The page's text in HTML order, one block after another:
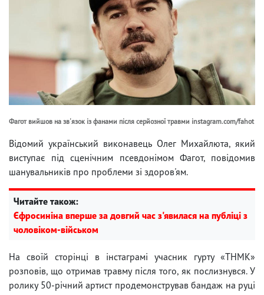
Фагот вийшов на зв'язок із фанами після серйозної травми instagram.com/fahot
Відомий український виконавець Олег Михайлюта, який
виступає під сценічним псевдонімом Фагот, повідомив
шанувальників про проблеми зі здоров'ям.
Читайте також:
Єфросиніна вперше за довгий час з'явилася на публіці з
чоловіком-військом
На своїй сторінці в інстаграмі учасник гурту «ТНМК»
розповів, що отримав травму після того, як послизнувся. У
ролику 50-річний артист продемонстрував бандаж на руці